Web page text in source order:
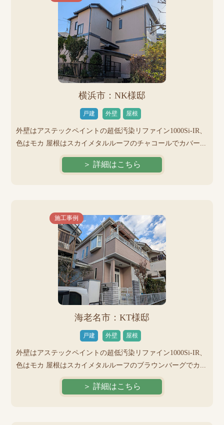
横浜市：NK様邸
戸建 外壁 屋根
外壁はアステックペイントの超低汚染リファイン1000Si-IR、
色はモカ 屋根はスカイメタルルーフのチャコールでカバー...
＞ 詳細はこちら
施工事例
海老名市：KT様邸
戸建 外壁 屋根
外壁はアステックペイントの超低汚染リファイン1000Si-IR、
色はモカ 屋根はスカイメタルルーフのブラウンバーグでカ...
＞ 詳細はこちら